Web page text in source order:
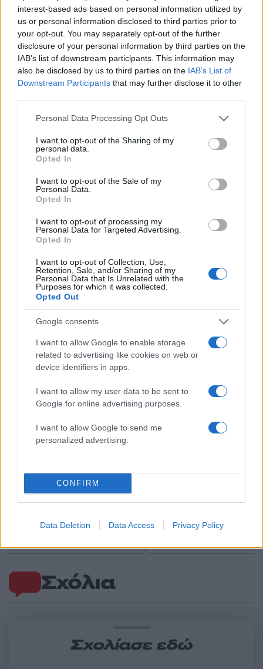
interest-based ads based on personal information utilized by
us or personal information disclosed to third parties prior to
your opt-out. You may separately opt-out of the further
disclosure of your personal information by third parties on the
IAB’s list of downstream participants. This information may
also be disclosed by us to third parties on the IAB’s List of
Downstream Participants that may further disclose it to other
Please note that this website/app uses one or more Google
not limited to your visit or usage behaviour. You may click to
grant or deny consent to Google and its third-party tags to
use your data for below specified purposes in below Google
consent section.
Personal Data Processing Opt Outs
I want to opt-out of the Sharing of my
personal data.
Opted In
I want to opt-out of the Sale of my
Personal Data.
Opted In
I want to opt-out of processing my
Personal Data for Targeted Advertising.
Opted In
I want to opt-out of Collection, Use,
Retention, Sale, and/or Sharing of my
Personal Data that Is Unrelated with the
Purposes for which it was collected.
Opted Out
Google consents
I want to allow Google to enable storage
related to advertising like cookies on web or
device identifiers in apps.
I want to allow my user data to be sent to
Google for online advertising purposes.
I want to allow Google to send me
personalized advertising.
CONFIRM
Data Deletion Data Access Privacy Policy
άρνηση του πρώην πρωθυπουργού και
προέδρου της ΝΔ,Κώστα Καραμανλή, να
δώσει το «παρών» στο συνέδριο.
Ωστόσο, παρά την όποια ενόχληση προκάλεσε η
απόφαση του, είναι εδραία η εκτίμηση στην
Πειραιώς ότι αυτή η απουσία δεν θα έχει μεγάλο
Καραμανλής δεν θα βάλει ποτέ ευθέως κατά της
ΔΙΑΦΗΜΙΣΗ
Σχόλια
Σχολίασε εδώ
Αν τα χάσατε
Καιρός «hot – dry – windy»
φωτιάς, συναγερμός σε 6
περιφέρειες
Λυκαβηττό - Από
θάνατός της